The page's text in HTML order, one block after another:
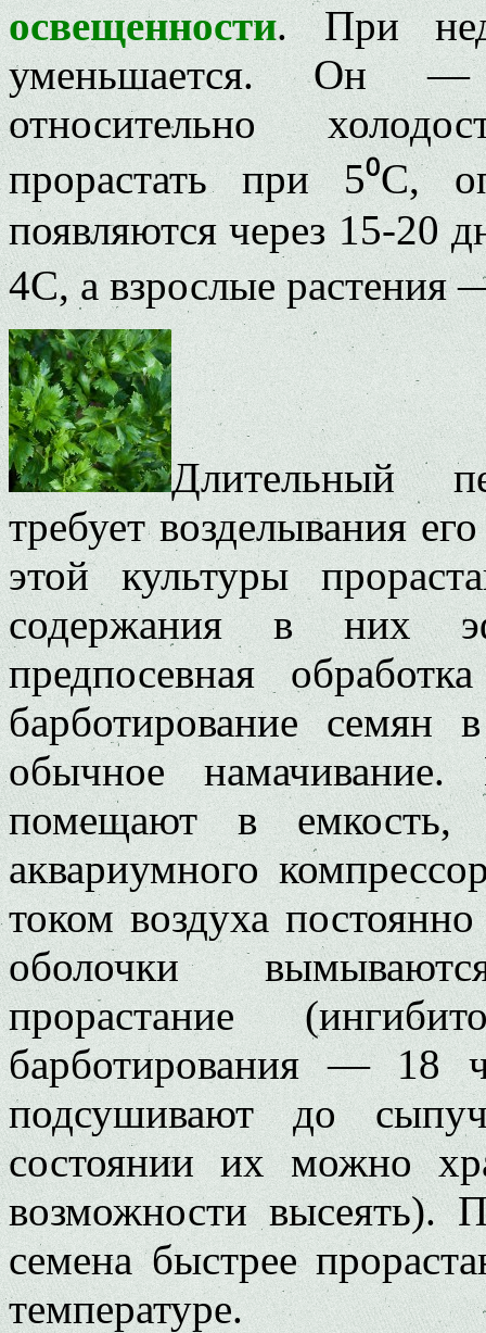
освещенности. При
уменьшается. Он —
относительно
прорастать при 5⁰С,
появляются через 15-20
4С, а взрослые растения
Длительный
требует возделывания
этой культуры
содержания в них
предпосевная
барботирование
обычное намачивание.
помещают в
аквариумного
током воздуха
оболочки
прорастание
барботирования — 18
подсушивают до
состоянии их можно
возможности высеять).
семена быстрее
температуре.